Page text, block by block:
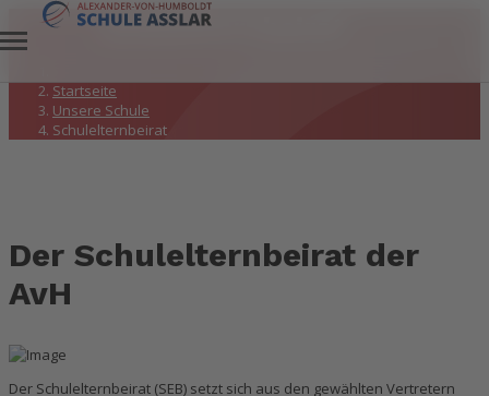
Schulelternbeirat
Startseite
Unsere Schule
Schulelternbeirat
Der Schulelternbeirat der
AvH
Der Schulelternbeirat (SEB) setzt sich aus den gewählten Vertretern